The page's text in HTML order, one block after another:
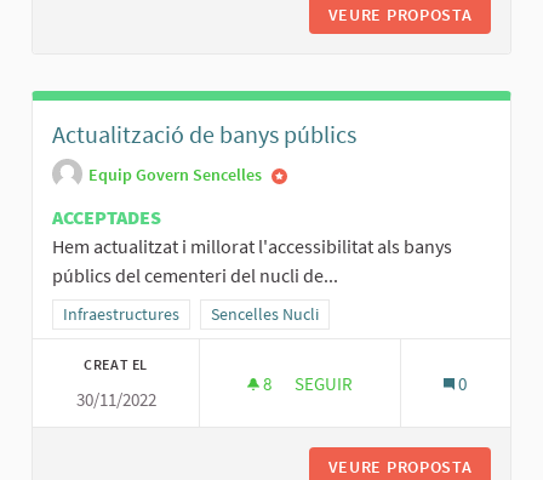
VEURE PROPOSTA
Actualització de banys públics
Equip Govern Sencelles
ACCEPTADES
Hem actualitzat i millorat l'accessibilitat als banys
públics del cementeri del nucli de...
Resultats al filtrar per la categoria: Infraestructures
Infraestructures Resultats al filtrar per l'àmbit: Sencelles Nucli
Sencelles Nucli
CREAT EL
30/11/2022
8 8 SEGUIDORES
SEGUIR 0
VEURE PROPOSTA